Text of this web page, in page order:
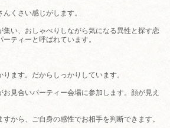
くさい感じがします。
集い、おしゃべりしながら気になる異性と探す恋
ティーと呼ばれています。
ます。だからしっかりしています。
見合いパーティー会場に参加します。顔が見え
から、ご自身の感性でお相手を判断できます。